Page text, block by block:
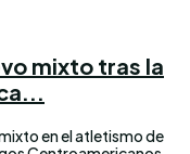
mixto tras la